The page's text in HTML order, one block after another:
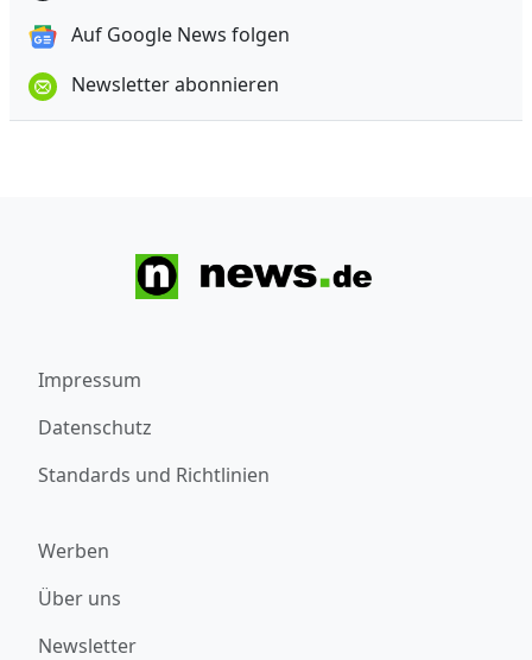
Auf Google News folgen
Newsletter abonnieren
Impressum
Datenschutz
Standards und Richtlinien
Werben
Über uns
Newsletter